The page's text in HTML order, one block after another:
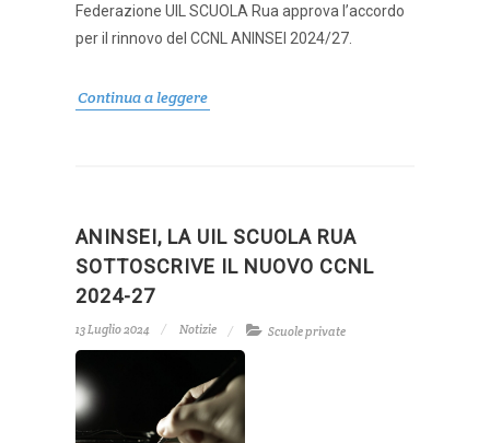
Federazione UIL SCUOLA Rua approva l’accordo
per il rinnovo del CCNL ANINSEI 2024/27.
Continua a leggere
ANINSEI, LA UIL SCUOLA RUA
SOTTOSCRIVE IL NUOVO CCNL
2024-27
13 Luglio 2024 Notizie Scuole private